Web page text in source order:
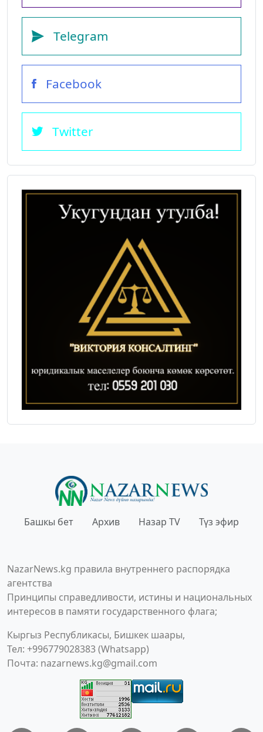
Telegram
Facebook
Twitter
Башкы бет Архив Назар TV Түз эфир
NazarNews.kg правила внутреннего распорядка
агентства
Принципы справедливости, истины и национальных
интересов в памяти государственного флага;
Кыргыз Республикасы, Бишкек шаары,
Тел: +996779028383 (Whatsapp)
Почта: nazarnews.kg@gmail.com